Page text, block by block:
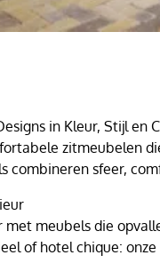
in Kleur, Stijl en
zitmeubelen
combineren sfeer,
meubels die
of hotel chique: